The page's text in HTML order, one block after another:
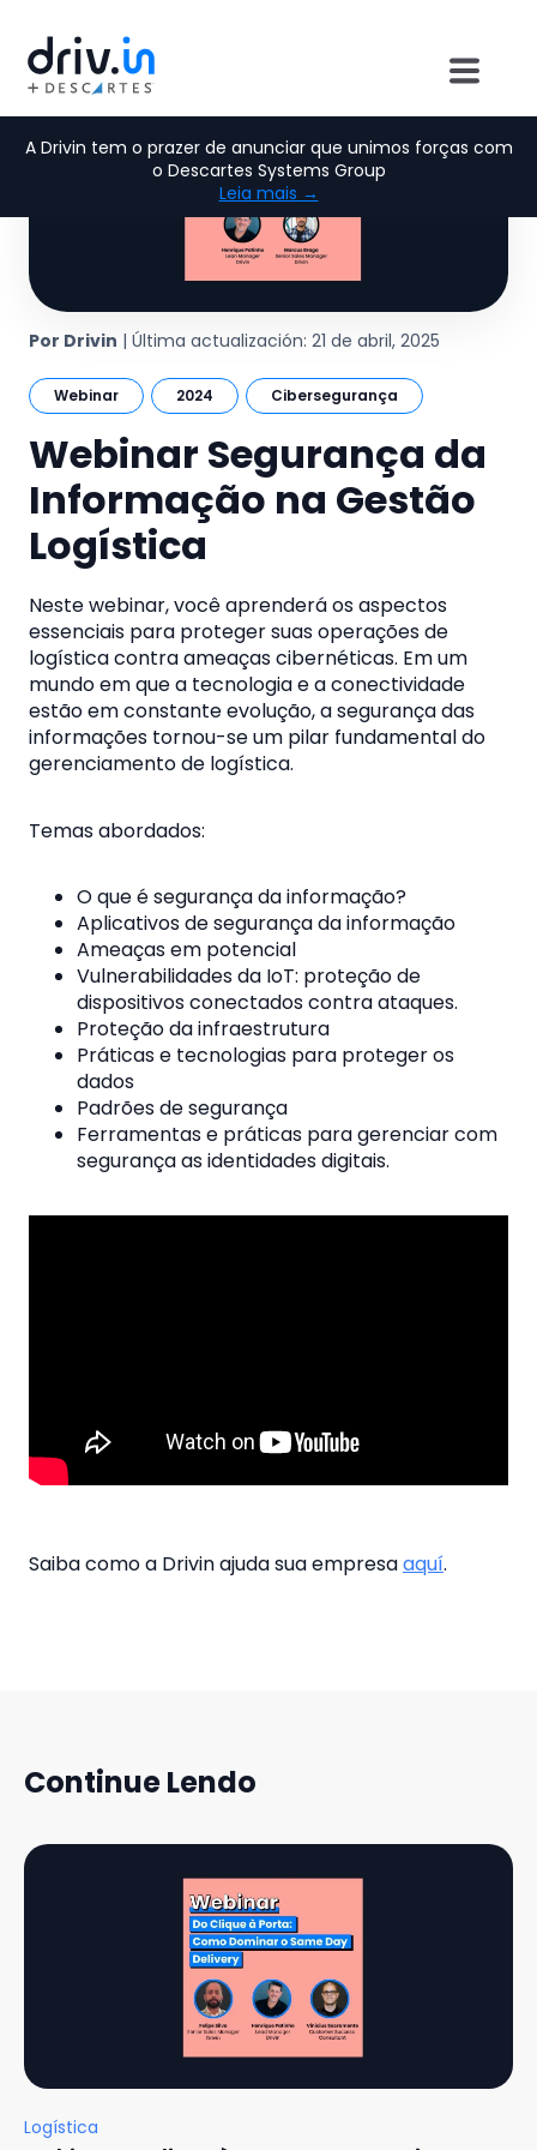
A Drivin tem o prazer de anunciar que unimos forças com
o Descartes Systems Group
Leia mais →
Por Drivin | Última actualización: 21 de abril, 2025
Webinar 2024 Cibersegurança
Webinar Segurança da
Informação na Gestão
Logística
Neste webinar, você aprenderá os aspectos
essenciais para proteger suas operações de
logística contra ameaças cibernéticas. Em um
mundo em que a tecnologia e a conectividade
estão em constante evolução, a segurança das
informações tornou-se um pilar fundamental do
gerenciamento de logística.
Temas abordados:
O que é segurança da informação?
Aplicativos de segurança da informação
Ameaças em potencial
Vulnerabilidades da IoT: proteção de
dispositivos conectados contra ataques.
Proteção da infraestrutura
Práticas e tecnologias para proteger os
dados
Padrões de segurança
Ferramentas e práticas para gerenciar com
segurança as identidades digitais.
Saiba como a Drivin ajuda sua empresaaquí.
Continue Lendo
Logística